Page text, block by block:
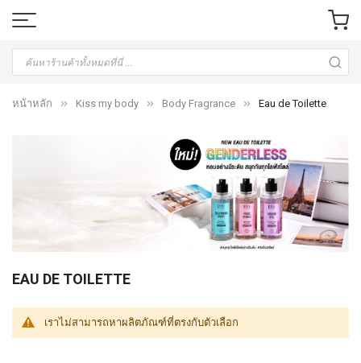
หน้าหลัก Kiss my body Body Fragrance Eau de Toilette
EAU DE TOILETTE
เราไม่สามารถหาผลิตภัณฑ์ที่ตรงกับตัวเลือก